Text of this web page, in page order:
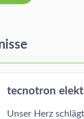
tecnotron
Unser Herz